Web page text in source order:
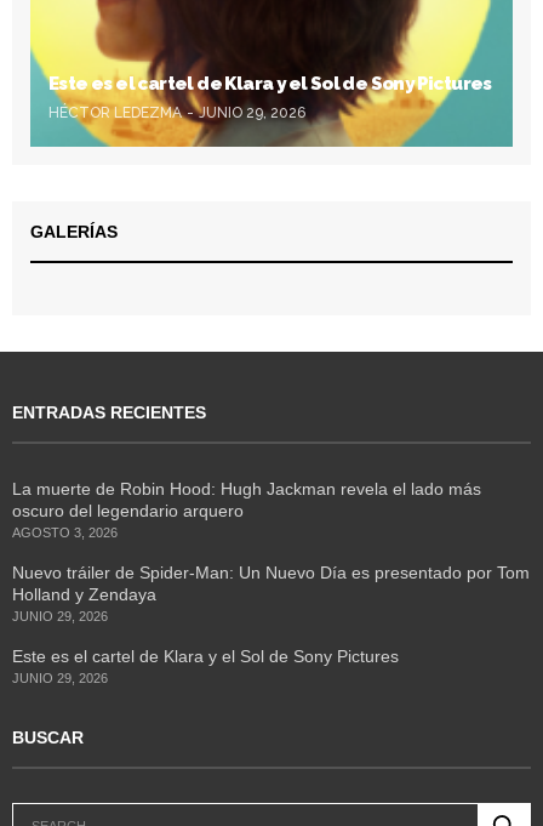
Este es el cartel de Klara y el Sol de Sony Pictures
HÉCTOR LEDEZMA JUNIO 29, 2026
GALERÍAS
ENTRADAS RECIENTES
La muerte de Robin Hood: Hugh Jackman revela el lado más
oscuro del legendario arquero
AGOSTO 3, 2026
Nuevo tráiler de Spider-Man: Un Nuevo Día es presentado por Tom
Holland y Zendaya
JUNIO 29, 2026
Este es el cartel de Klara y el Sol de Sony Pictures
JUNIO 29, 2026
BUSCAR